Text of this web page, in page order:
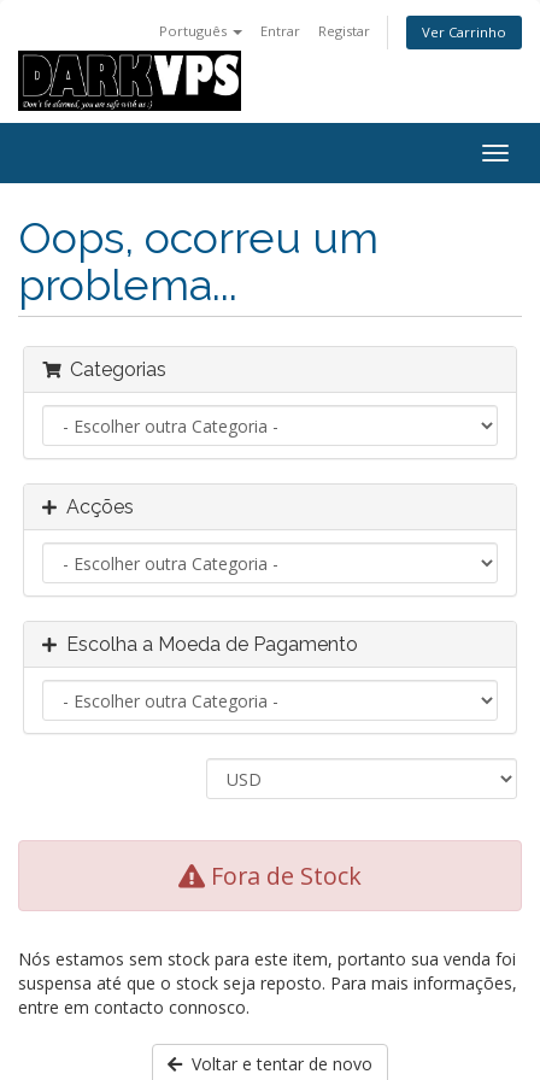
Português Entrar Registar Ver Carrinho
Oops, ocorreu um
problema...
Categorias
Acções
Escolha a Moeda de Pagamento
Fora de Stock
Nós estamos sem stock para este item, portanto sua venda foi
suspensa até que o stock seja reposto. Para mais informações,
entre em contacto connosco.
Voltar e tentar de novo